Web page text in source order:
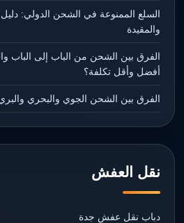
السلع الممنوعة في الشحن الدولي:
والمقيدة
الفرق بين الشحن من الباب إلى الباب
أفضل وأقل تكلفة؟
الفرق بين الشحن الجوي والبحري
نقل العفش
دباب نقل عفش جدة